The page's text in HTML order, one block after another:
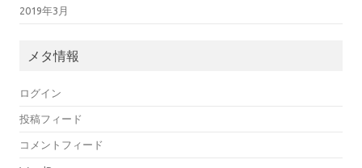
2019年3月
メタ情報
ログイン
投稿フィード
コメントフィード